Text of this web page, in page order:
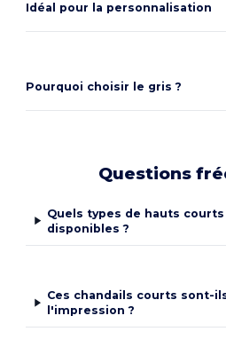
Idéal pour la personnalisation
Pourquoi choisir le gris ?
Questions
Quels types de hauts
disponibles ?
Ces chandails courts sont-
l'impression ?